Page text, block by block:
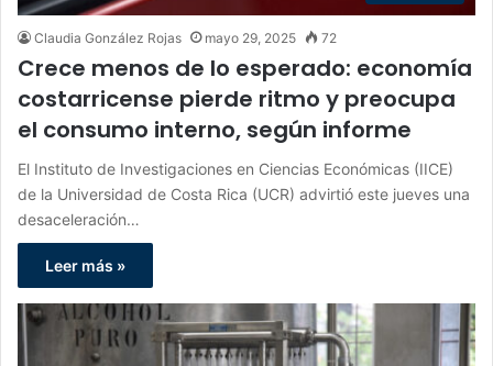
Claudia González Rojas mayo 29, 2025 72
Crece menos de lo esperado: economía
costarricense pierde ritmo y preocupa
el consumo interno, según informe
El Instituto de Investigaciones en Ciencias Económicas (IICE)
de la Universidad de Costa Rica (UCR) advirtió este jueves una
desaceleración…
Leer más »